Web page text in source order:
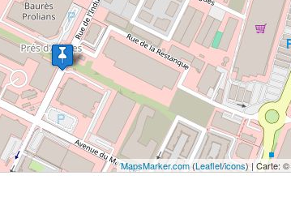
MapsMarker.com(Leaflet/icons) | Carte: ©